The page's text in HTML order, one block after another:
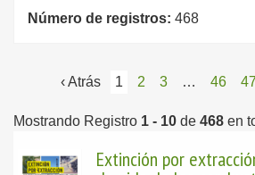
Número de registros: 468
‹ Atrás 1 2 3 … 46 47
Mostrando Registro 1 - 10 de 468 en
Extinción por